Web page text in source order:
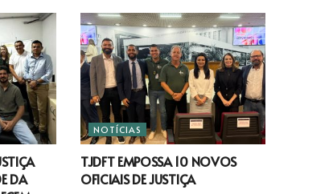
DA
NOTÍCIAS
TJDFT EMPOSSA 10 NOVOS
OFICIAIS DE JUSTIÇA